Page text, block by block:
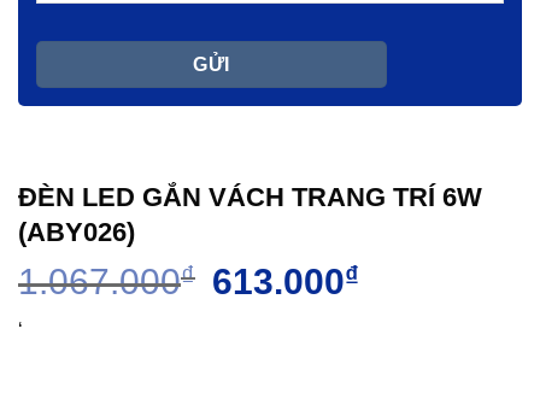
ĐÈN LED GẮN VÁCH TRANG TRÍ 6W
(ABY026)
1.067.000₫ Giá
613.000₫
‘